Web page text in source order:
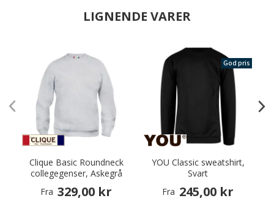
LIGNENDE VARER
Clique Basic Roundneck
collegegenser, Askegrå
Fra 329,00 kr
God pris
YOU Classic sweatshirt,
Svart
Fra 245,00 kr